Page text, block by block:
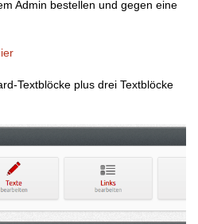
Admin bestellen und gegen eine
Textblöcke plus drei Textblöcke